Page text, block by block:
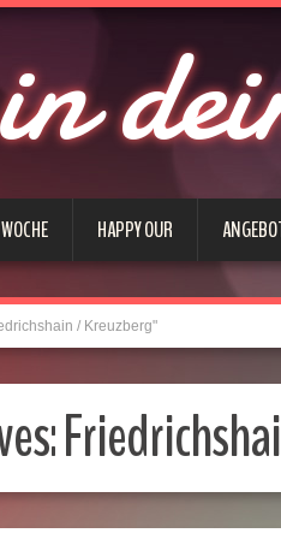
HAPPY OUR
/ Kreuzberg"